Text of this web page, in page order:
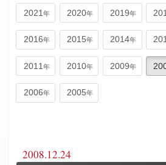
2021 2020 2019
2016 2015 2014
2011 2010 2009
2006 2005
2008.12.24